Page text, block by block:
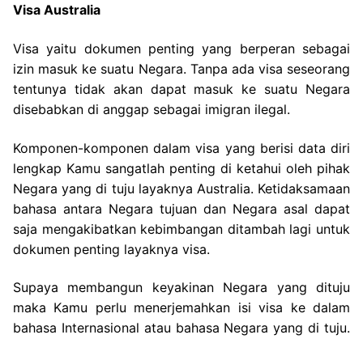
Visa Australia
Visa yaitu dokumen penting yang berperan sebagai
izin masuk ke suatu Negara. Tanpa ada visa seseorang
tentunya tidak akan dapat masuk ke suatu Negara
disebabkan di anggap sebagai imigran ilegal.
Komponen-komponen dalam visa yang berisi data diri
lengkap Kamu sangatlah penting di ketahui oleh pihak
Negara yang di tuju layaknya Australia. Ketidaksamaan
bahasa antara Negara tujuan dan Negara asal dapat
saja mengakibatkan kebimbangan ditambah lagi untuk
dokumen penting layaknya visa.
Supaya membangun keyakinan Negara yang dituju
maka Kamu perlu menerjemahkan isi visa ke dalam
bahasa Internasional atau bahasa Negara yang di tuju.